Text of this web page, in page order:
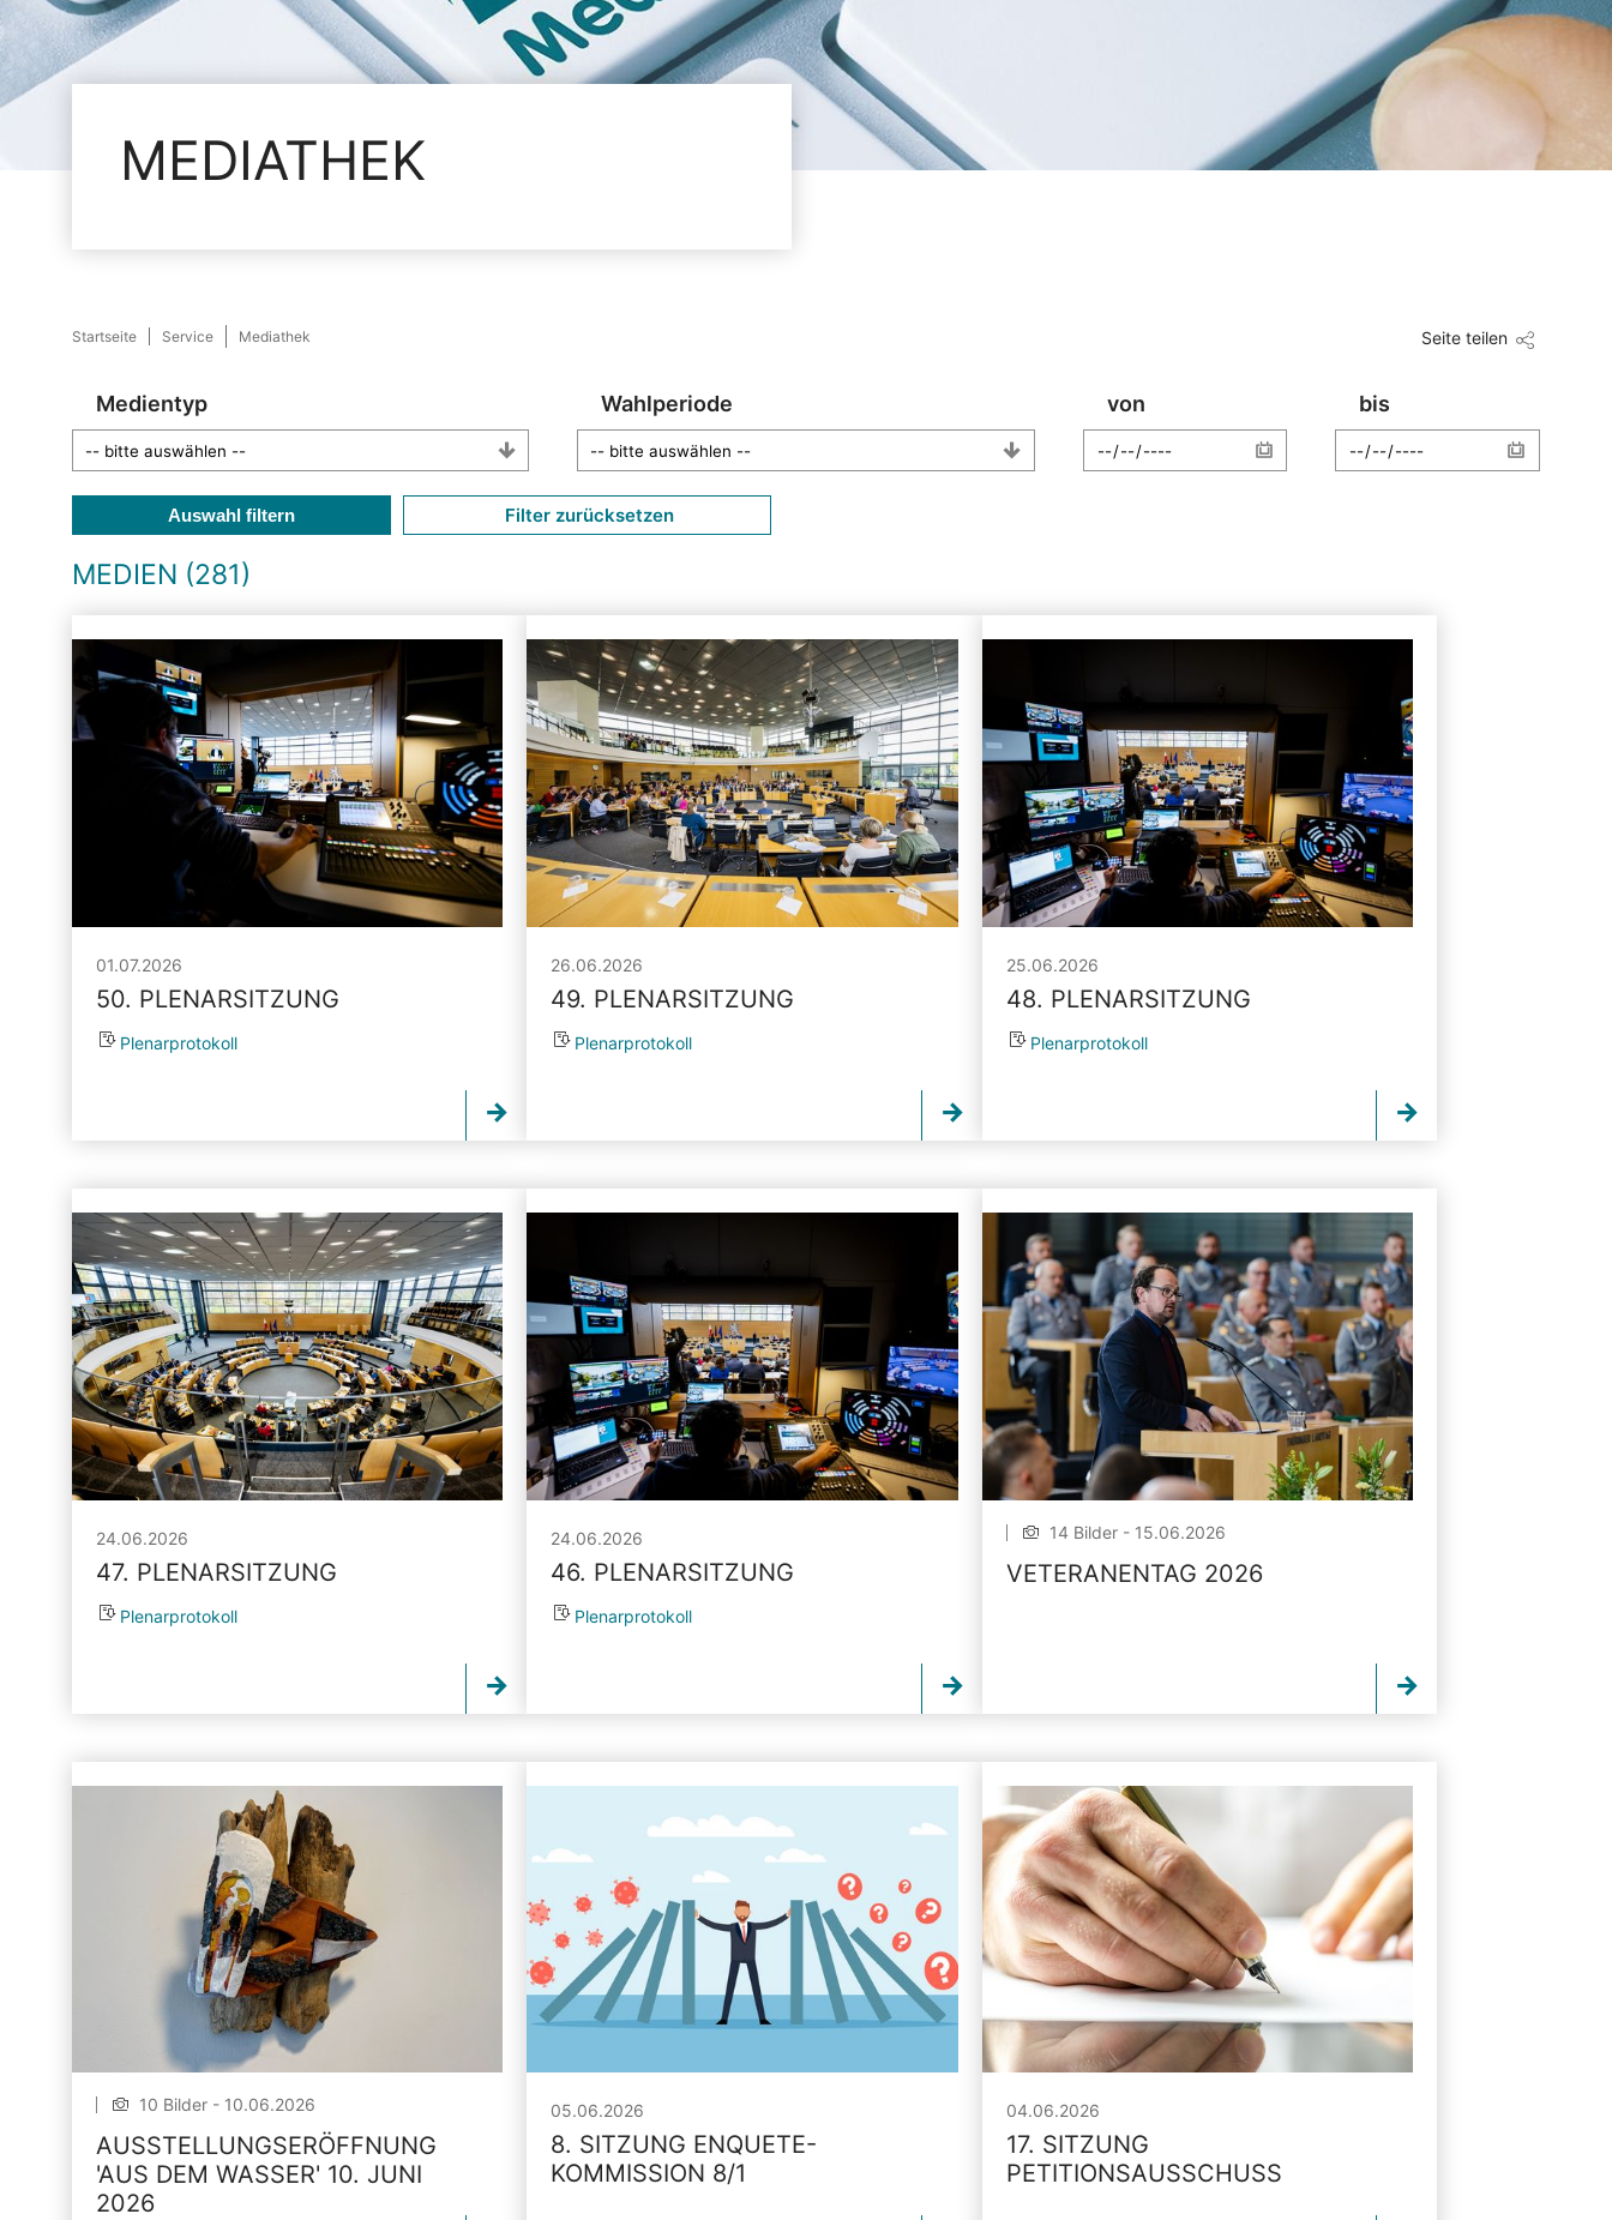
MEDIATHEK
Startseite Service Mediathek Seite teilen
Medientyp Wahlperiode von bis
Auswahl filtern Filter zurücksetzen
MEDIEN (281)
01.07.2026
50. PLENARSITZUNG
Plenarprotokoll
26.06.2026
49. PLENARSITZUNG
Plenarprotokoll
25.06.2026
48. PLENARSITZUNG
Plenarprotokoll
24.06.2026
47. PLENARSITZUNG
Plenarprotokoll
24.06.2026
46. PLENARSITZUNG
Plenarprotokoll
14 Bilder - 15.06.2026
VETERANENTAG 2026
10 Bilder - 10.06.2026
AUSSTELLUNGSERÖFFNUNG
'AUS DEM WASSER' 10. JUNI
2026
05.06.2026
8. SITZUNG ENQUETE-
KOMMISSION 8/1
04.06.2026
17. SITZUNG
PETITIONSAUSSCHUSS